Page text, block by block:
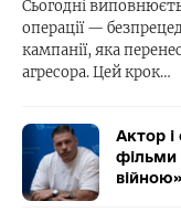
Сьогодні
операції —
кампанії, яка
агресора. Цей крок…
Актор
фільми
війною»